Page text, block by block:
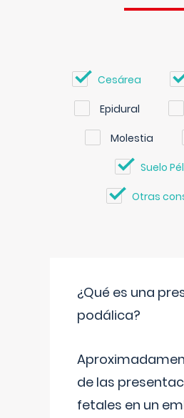
Cesárea
Epidural
Molestia
Suelo
Otras
¿Qué es una
podálica?
de las
fetales en un